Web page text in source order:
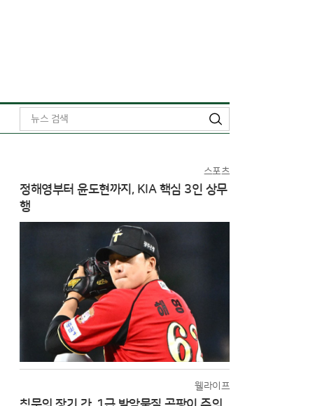
검
색
스포츠
정해영부터 윤도현까지, KIA 핵심 3인 상무
행
웰라이프